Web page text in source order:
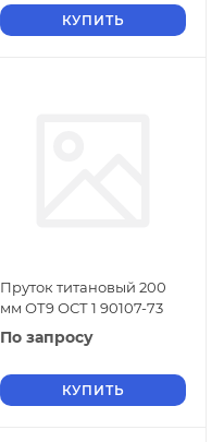
КУПИТЬ
Пруток титановый 200
мм ОТ9 ОСТ 1 90107-73
По запросу
КУПИТЬ